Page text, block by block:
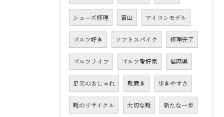
シューズ修理 富山 アイコンモデル
ゴルフ好き ソフトスパイク 修理完了
ゴルフライフ ゴルフ愛好家 福岡県
足元のおしゃれ 靴磨き 歩きやすさ
靴のリサイクル 大切な靴 新たな一歩